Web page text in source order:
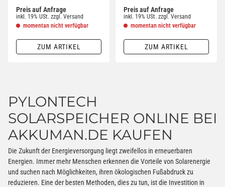
Preis auf Anfrage
inkl. 19% USt. zzgl. Versand
momentan nicht verfügbar
ZUM ARTIKEL
Preis auf Anfrage
inkl. 19% USt. zzgl. Versand
momentan nicht verfügbar
ZUM ARTIKEL
PYLONTECH
SOLARSPEICHER ONLINE BEI
AKKUMAN.DE KAUFEN
Die Zukunft der Energieversorgung liegt zweifellos in erneuerbaren
Energien. Immer mehr Menschen erkennen die Vorteile von Solarenergie
und suchen nach Möglichkeiten, ihren ökologischen Fußabdruck zu
reduzieren. Eine der besten Methoden, dies zu tun, ist die Investition in